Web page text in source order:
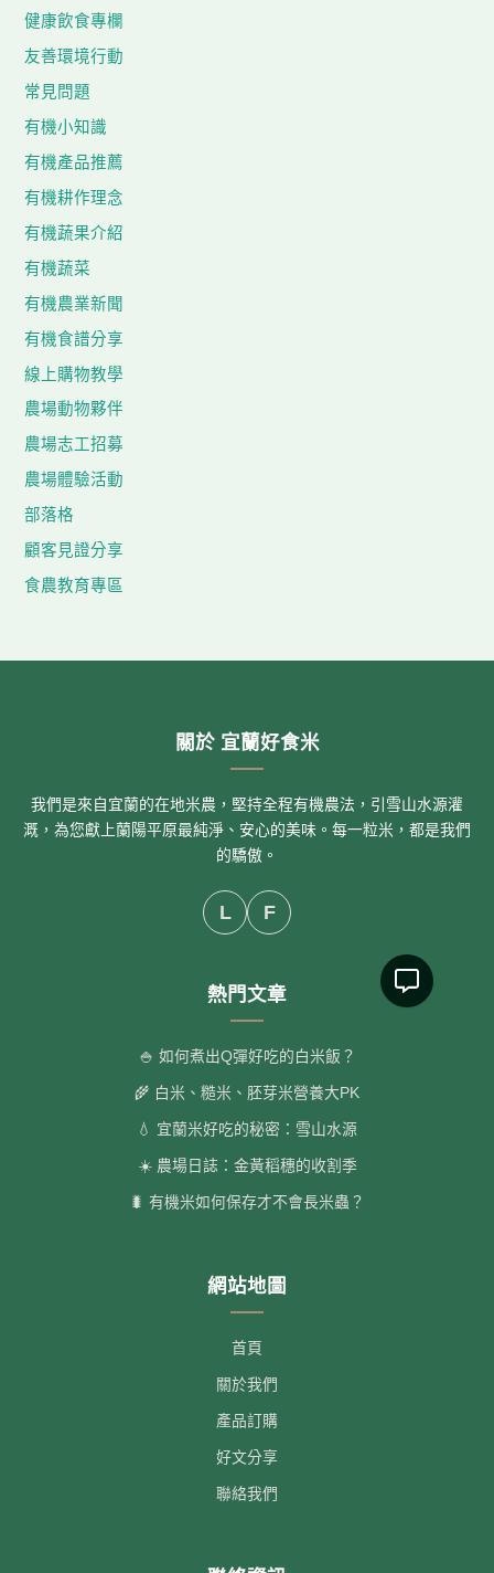
健康飲食專欄
友善環境行動
常見問題
有機小知識
有機產品推薦
有機耕作理念
有機蔬果介紹
有機蔬菜
有機農業新聞
有機食譜分享
線上購物教學
農場動物夥伴
農場志工招募
農場體驗活動
部落格
顧客見證分享
食農教育專區
關於 宜蘭好食米
我們是來自宜蘭的在地米農，堅持全程有機農法，引雪山水源灌
溉，為您獻上蘭陽平原最純淨、安心的美味。每一粒米，都是我們
的驕傲。
L F
熱門文章
🍚 如何煮出Q彈好吃的白米飯？
🌾 白米、糙米、胚芽米營養大PK
💧 宜蘭米好吃的秘密：雪山水源
☀️ 農場日誌：金黃稻穗的收割季
🐛 有機米如何保存才不會長米蟲？
網站地圖
首頁
關於我們
產品訂購
好文分享
聯絡我們